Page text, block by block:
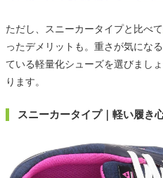
ただし、スニーカータイプと比べて
ったデメリットも。重さが気にな
ている軽量化シューズを選びまし
ります。
スニーカータイプ｜軽い履き